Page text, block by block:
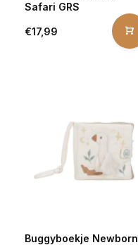
Safari GRS
€17,99
Buggyboekje Newborn